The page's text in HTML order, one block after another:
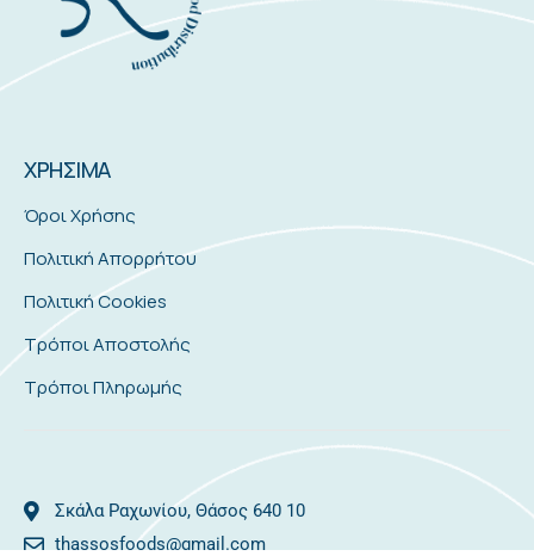
ΧΡΗΣΙΜΑ
Όροι Χρήσης
Πολιτική Απορρήτου
Πολιτική Cookies
Τρόποι Αποστολής
Τρόποι Πληρωμής
Σκάλα Ραχωνίου, Θάσος 640 10
thassosfoods@gmail.com